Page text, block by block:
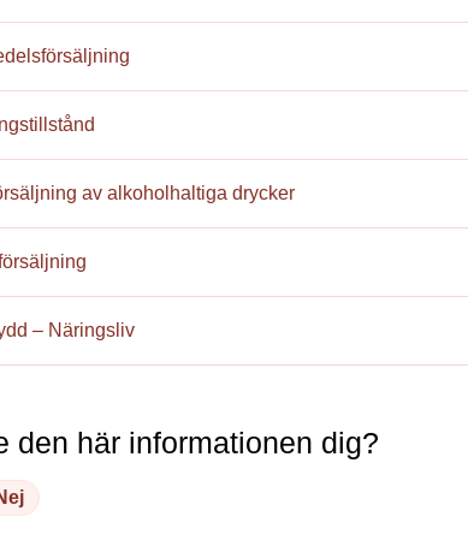
av alkoholhaltiga drycker
– Näringsliv
den här informationen dig?